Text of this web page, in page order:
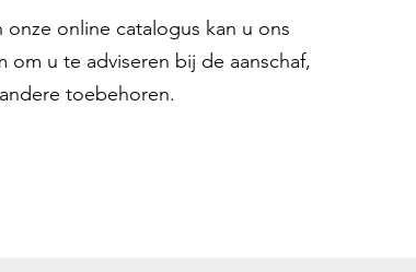
online catalogus kan u ons
u te adviseren bij de aanschaf,
toebehoren.